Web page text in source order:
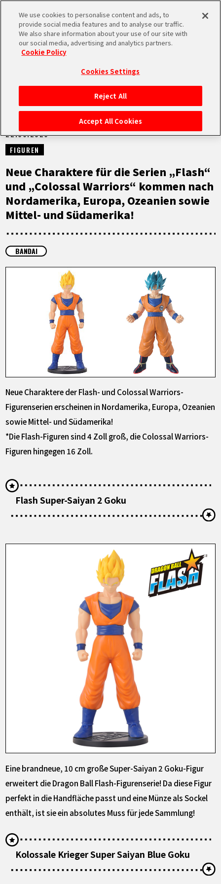
MEN
STARTSEITE
NEUES
HIGHLIGHTS
VIDEOS
INFOS
LANGUAGE
EN FR ES
NEUES
22.06.2026
FIGUREN
Neue Charaktere für die Serien „Flash“
und „Colossal Warriors“ kommen nach
Nordamerika, Europa, Ozeanien sowie
Mittel- und Südamerika!
BANDAI
Neue Charaktere der Flash- und Colossal Warriors-
Figurenserien erscheinen in Nordamerika, Europa, Ozeanien
sowie Mittel- und Südamerika!
*Die Flash-Figuren sind 4 Zoll groß, die Colossal Warriors-
Figuren hingegen 16 Zoll.
Flash Super-Saiyan 2 Goku
Eine brandneue, 10 cm große Super-Saiyan 2 Goku-Figur
erweitert die Dragon Ball Flash-Figurenserie! Da diese Figur
perfekt in die Handfläche passt und eine Münze als Sockel
enthält, ist sie ein absolutes Muss für jede Sammlung!
Kolossale Krieger Super Saiyan Blue Goku
We use cookies to personalise content and ads, to
provide social media features and to analyse our traffic.
We also share information about your use of our site with
our social media, advertising and analytics partners.
Cookie Policy
Cookies Settings
Reject All
Accept All Cookies